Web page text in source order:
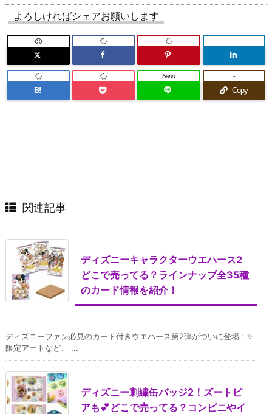
よろしければシェアお願いします
-
B!
Send
Copy
-
関連記事
ディズニーキャラクターウエハース2
どこで売ってる？ラインナップ全35種
のカード情報を紹介！
ディズニーファン必見のカード付きウエハース第2弾がついに登場！✨
限定アートなど、 ...
ディズニー刺繍缶バッジ2！ズートピ
アも💕どこで売ってる？コンビニやイ